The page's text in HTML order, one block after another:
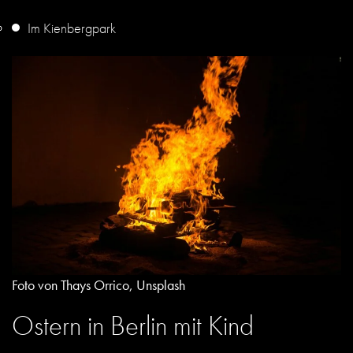
Im Kienbergpark
Foto von Thays Orrico, Unsplash
Ostern in Berlin mit Kind